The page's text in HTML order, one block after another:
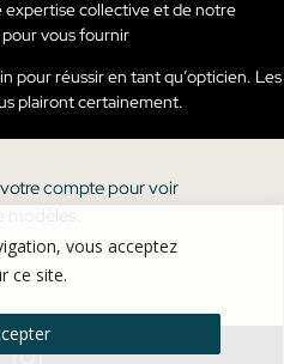
vous acceptez
ce site.
expertise collective et de notre
vous fournir
pour réussir en tant qu’opticien. Les
plairont certainement.
compte pour voir